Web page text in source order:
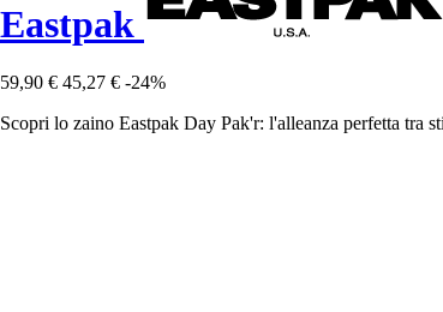
Eastpak
59,90 € 45,27 € -24%
Scopri lo zaino Eastpak Day Pak'r: l'alleanza perfetta tra